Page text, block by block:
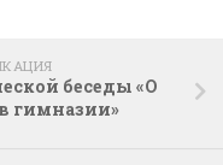
беседы «О
гимназии»